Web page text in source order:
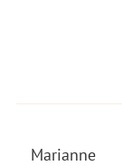
Marianne